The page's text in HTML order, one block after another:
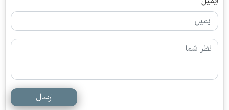
ارسال